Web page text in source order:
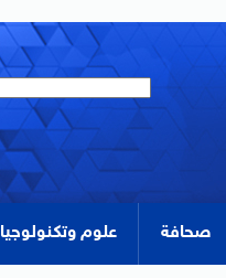
صحافة علوم وتكنولوجيا